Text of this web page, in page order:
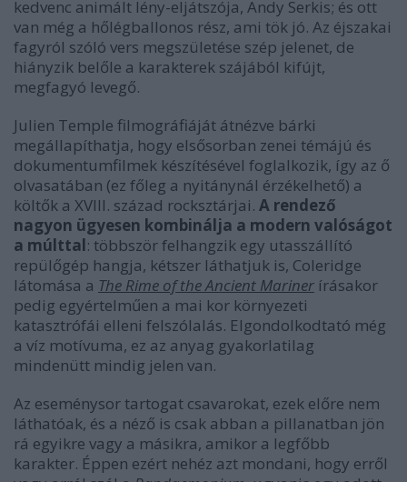
kedvenc animált lény-eljátszója, Andy Serkis; és ott
van még a hőlégballonos rész, ami tök jó. Az éjszakai
fagyról szóló vers megszületése szép jelenet, de
hiányzik belőle a karakterek szájából kifújt,
megfagyó levegő.
Julien Temple filmográfiáját átnézve bárki
megállapíthatja, hogy elsősorban zenei témájú és
dokumentumfilmek készítésével foglalkozik, így az ő
olvasatában (ez főleg a nyitánynál érzékelhető) a
költők a XVIII. század rocksztárjai. A rendező
nagyon ügyesen kombinálja a modern valóságot
a múlttal: többször felhangzik egy utasszállító
repülőgép hangja, kétszer láthatjuk is, Coleridge
látomása a The Rime of the Ancient Mariner írásakor
pedig egyértelműen a mai kor környezeti
katasztrófái elleni felszólalás. Elgondolkodtató még
a víz motívuma, ez az anyag gyakorlatilag
mindenütt mindig jelen van.
Az eseménysor tartogat csavarokat, ezek előre nem
láthatóak, és a néző is csak abban a pillanatban jön
rá egyikre vagy a másikra, amikor a legfőbb
karakter. Éppen ezért nehéz azt mondani, hogy erről